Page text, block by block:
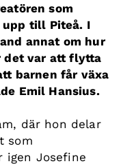
som
till Piteå. I
annat om hur
det var att flytta
barnen får växa
Emil Hansius.
där hon delar
som
igen Josefine